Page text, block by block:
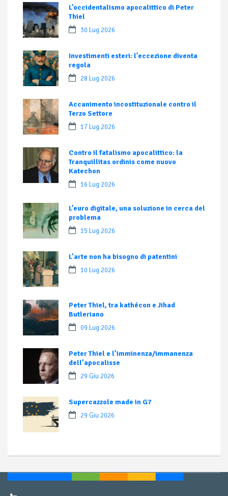
L’occidentalismo apocalittico di Peter
Thiel
30 Lug 2026
Investimenti esteri: l’eccezione diventa
regola
28 Lug 2026
Accanimento incostituzionale contro il
Terzo Settore
17 Lug 2026
Contro il fatalismo apocalittico: la
Tranquillitas ordinis come nuovo
Katechon
16 Lug 2026
L’euro digitale, una soluzione in cerca del
problema
15 Lug 2026
L’arte non ha bisogno di patentini
10 Lug 2026
Peter Thiel, tra kathécon e Jihad
Butleriano
09 Lug 2026
Peter Thiel e l’imminenza/immanenza
dell’apocalisse
29 Giu 2026
Supercazzole made in G7
29 Giu 2026